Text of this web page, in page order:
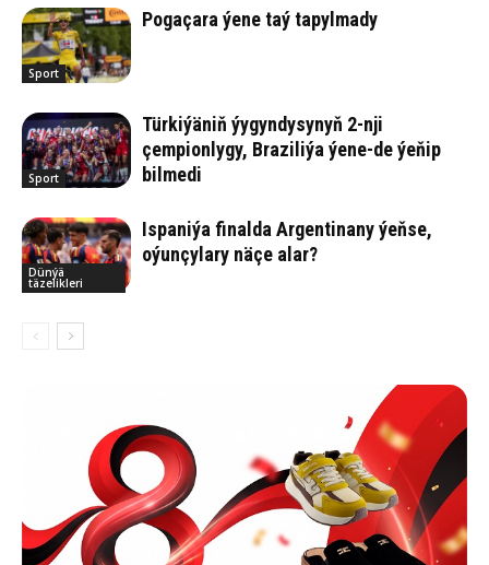
Sport
Pogaçara ýene taý tapylmady
Sport
Türkiýäniň ýygyndysynyň 2-nji
çempionlygy, Braziliýa ýene-de ýeňip
bilmedi
Dünýä
täzelikleri
Ispaniýa finalda Argentinany ýeňse,
oýunçylary näçe alar?